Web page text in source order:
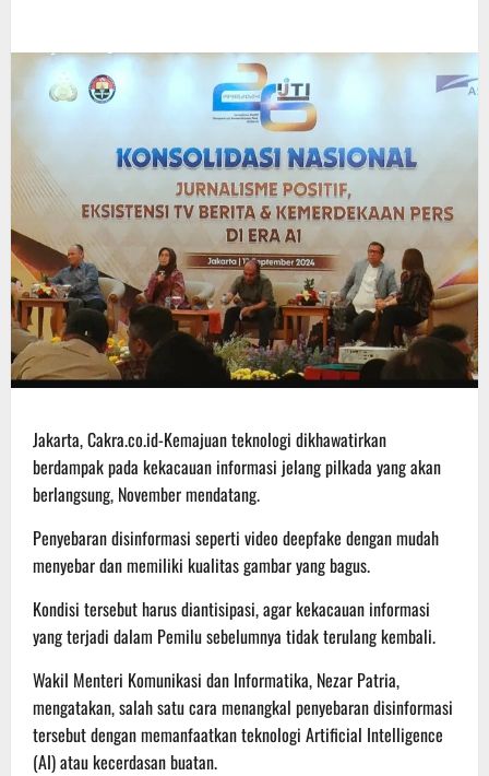
Jakarta, Cakra.co.id-Kemajuan teknologi dikhawatirkan
berdampak pada kekacauan informasi jelang pilkada yang akan
berlangsung, November mendatang.
Penyebaran disinformasi seperti video deepfake dengan mudah
menyebar dan memiliki kualitas gambar yang bagus.
Kondisi tersebut harus diantisipasi, agar kekacauan informasi
yang terjadi dalam Pemilu sebelumnya tidak terulang kembali.
Wakil Menteri Komunikasi dan Informatika, Nezar Patria,
mengatakan, salah satu cara menangkal penyebaran disinformasi
tersebut dengan memanfaatkan teknologi Artificial Intelligence
(AI) atau kecerdasan buatan.